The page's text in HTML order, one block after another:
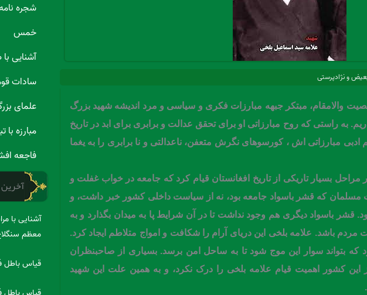
و نژادپرستی
والامقام، مبتکر جبهه مبارزات فکری و سیاسی و مرد اندیشه شهید بزرگ
به راستی که روح مبارزاتی او برای تحقق عدالت و برابری برای ابد در تاریخ
مبارزاتی اش ، کورسوهای نگرش متعفن، ناعدالتی و نا برابری را به یغما
بسيار تاريکی از تاريخ افغانستان قيام کرد که جامعه در خواب غفلت و
که قشر باسواد جامعه بود، نه از سياست داخلی کشور خبر داشت، و
قشر باسواد ديگری هم وجود نداشت تا در آن شرايط پا به ميدان بگذارد و به
باشد. علامه بلخی اين دريای آرام را شکافت و امواج متلاطم ايجاد کرد.
که بتواند سوار اين موج شود تا به ساحل امن برسد. بسياری از صاحبنظران
اين کشور اهميت قيام علامه بلخی را درک نکرد، و به همين علت این شهید
شجره
خمس
آشنایی
سادات
علمای
مبارزه
فاجعه
آشنایی با
معظم
قیاس باطل